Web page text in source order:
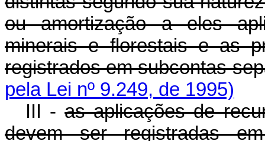
ou amortização a eles
minerais e florestais e as
registrados em subcontas
pela Lei nº 9.249, de 1995)
III -as aplicações de
devem ser registradas